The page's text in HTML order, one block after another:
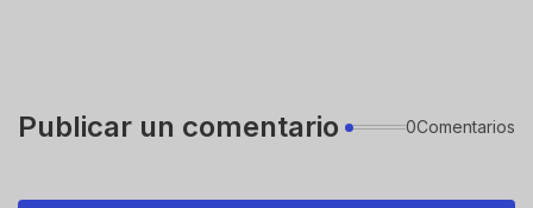
Publicar un comentario 0Comentarios